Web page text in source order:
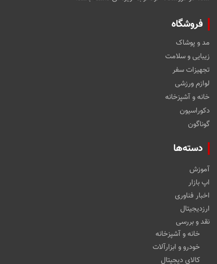
فروشگاه
مد و پوشاک
زیبایی و سلامت
تجهیزات سفر
لوازم ورزشی
خانه و آشپزخانه
دکوراسیون
گوناگون
دسته‌ها
آموزش
اپ بازار
اخبار فناوری
ارزدیجیتال
نقد و بررسی
خانه و آشپزخانه
خودرو و ابزارآلات
کالای دیجیتال